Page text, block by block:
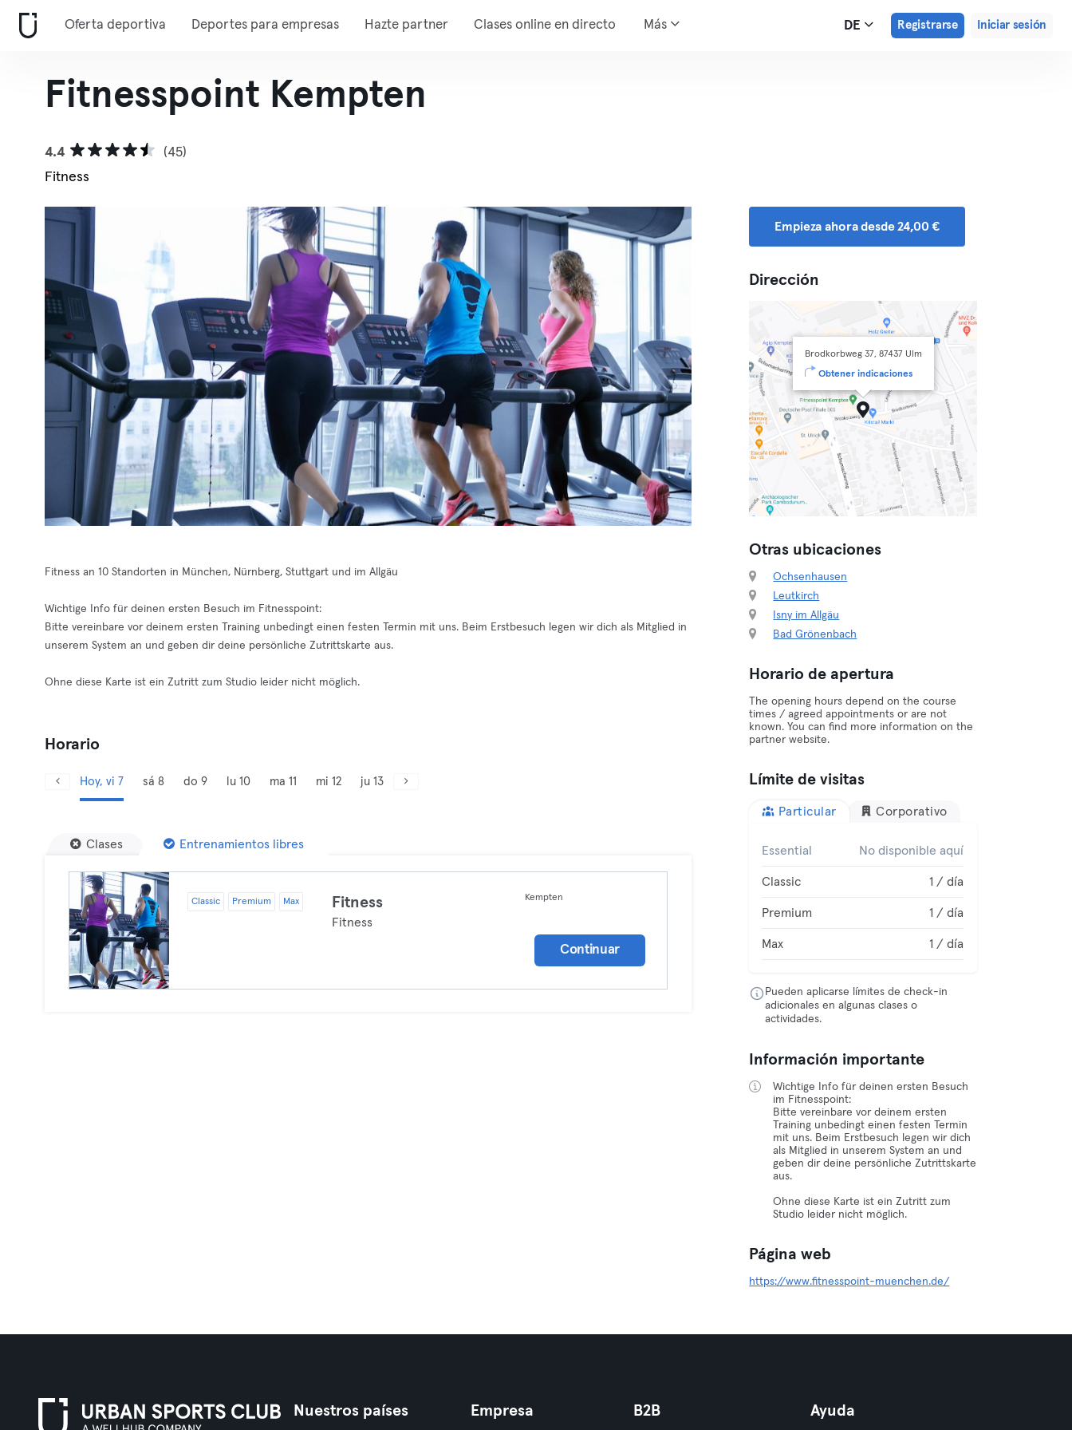
Oferta deportiva Deportes para empresas Hazte partner Clases online en directo Más DE Registrarse Iniciar sesión
Fitnesspoint Kempten
4.4
(45)
Fitness
Fitness an 10 Standorten in München, Nürnberg, Stuttgart und im Allgäu
Wichtige Info für deinen ersten Besuch im Fitnesspoint:
Bitte vereinbare vor deinem ersten Training unbedingt einen festen Termin mit uns. Beim Erstbesuch legen wir dich als Mitglied in
unserem System an und geben dir deine persönliche Zutrittskarte aus.
Ohne diese Karte ist ein Zutritt zum Studio leider nicht möglich.
Horario
Hoy, vi 7 sá 8 do 9 lu 10 ma 11 mi 12 ju 13
Clases Entrenamientos libres
Classic Premium Max Fitness
Fitness
Kempten
Continuar
Empieza ahora desde 24,00 €
Dirección
Brodkorbweg 37, 87437 Ulm
Obtener indicaciones
Otras ubicaciones
Ochsenhausen
Leutkirch
Isny im Allgäu
Bad Grönenbach
Horario de apertura
The opening hours depend on the course
times / agreed appointments or are not
known. You can find more information on the
partner website.
Límite de visitas
Particular Corporativo
Essential No disponible aquí
Classic 1 / día
Premium 1 / día
Max 1 / día
Pueden aplicarse límites de check-in
adicionales en algunas clases o
actividades.
Información importante
Wichtige Info für deinen ersten Besuch
im Fitnesspoint:
Bitte vereinbare vor deinem ersten
Training unbedingt einen festen Termin
mit uns. Beim Erstbesuch legen wir dich
als Mitglied in unserem System an und
geben dir deine persönliche Zutrittskarte
aus.
Ohne diese Karte ist ein Zutritt zum
Studio leider nicht möglich.
Página web
https://www.fitnesspoint-muenchen.de/
Nuestros países Empresa B2B Ayuda